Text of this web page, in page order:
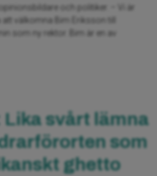
och politiker. – Vi är
att välkomna Bim Eriksson till
som ny rektor. Bim är en av
Lika svårt lämna
som
ghetto